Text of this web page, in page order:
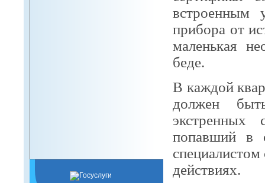
встроенным
прибора от
маленькая
беде.
В каждой
должен
попавший в
действиях.